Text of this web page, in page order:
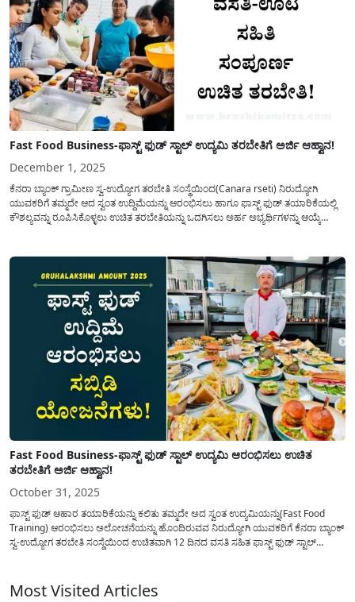
Fast Food Business-ಫಾಸ್ಟ್ ಫುಡ್ ಸ್ಟಾಲ್ ಉದ್ಯಮಿ ತರಬೇತಿಗೆ ಅರ್ಜಿ ಆಹ್ವಾನ!
December 1, 2025
ಕೆನರಾ ಬ್ಯಾಂಕ್ ಗ್ರಾಮೀಣ ಸ್ವ-ಉದ್ಯೋಗ ತರಬೇತಿ ಸಂಸ್ಥೆಯಿಂದ(Canara rseti) ನಿರುದ್ಯೋಗಿ
ಯುವಕರಿಗೆ ತಮ್ಮದೇ ಆದ ಸ್ವಂತ ಉದ್ದಿಮೆಯನ್ನು ಆರಂಭಿಸಲು ಹಾಗೂ ಫಾಸ್ಟ್ ಫುಡ್ ತಯಾರಿಕೆಯಲ್ಲಿ
ಕೌಶಲ್ಯವನ್ನು ರೂಪಿಸಿಕೊಳ್ಳಲು ಉಚಿತ ತರಬೇತಿಯನ್ನು ಒದಗಿಸಲು ಅರ್ಹ ಅಭ್ಯರ್ಥಿಗಳನ್ನು ಆಯ್ಕೆ
Fast Food Business-ಫಾಸ್ಟ್ ಫುಡ್ ಸ್ಟಾಲ್ ಉದ್ಯಮಿ ಆರಂಭಿಸಲು ಉಚಿತ
ತರಬೇತಿಗೆ ಅರ್ಜಿ ಆಹ್ವಾನ!
October 31, 2025
ಫಾಸ್ಟ್ ಫುಡ್ ಆಹಾರ ತಯಾರಿಕೆಯನ್ನು ಕಲಿತು ತಮ್ಮದೇ ಅದ ಸ್ವಂತ ಉದ್ಯಮಿಯನ್ನು(Fast Food
Training) ಆರಂಭಿಸಲು ಅಲೋಚನೆಯನ್ನು ಹೊಂದಿರುವವ ನಿರುದ್ಯೋಗಿ ಯುವಕರಿಗೆ ಕೆನರಾ ಬ್ಯಾಂಕ್
ಸ್ವ-ಉದ್ಯೋಗ ತರಬೇತಿ ಸಂಸ್ಥೆಯಿಂದ ಉಚಿತವಾಗಿ 12 ದಿನದ ವಸತಿ ಸಹಿತ ಫಾಸ್ಟ್ ಫುಡ್ ಸ್ಟಾಲ್
Most Visited Articles